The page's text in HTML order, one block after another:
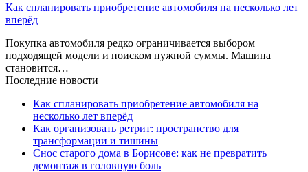
Как спланировать приобретение автомобиля на несколько лет
вперёд
Покупка автомобиля редко ограничивается выбором
подходящей модели и поиском нужной суммы. Машина
становится…
Последние новости
Как спланировать приобретение автомобиля на
несколько лет вперёд
Как организовать ретрит: пространство для
трансформации и тишины
Снос старого дома в Борисове: как не превратить
демонтаж в головную боль